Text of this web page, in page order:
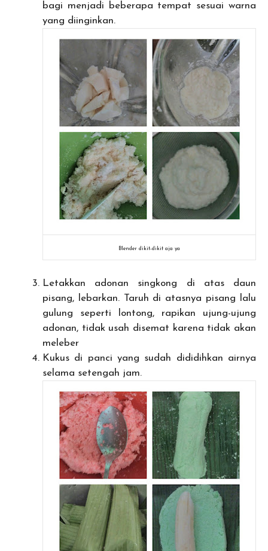
bagi menjadi beberapa tempat sesuai warna
yang diinginkan.
Blender dikit-dikit aja ya
Letakkan adonan singkong di atas daun
pisang, lebarkan. Taruh di atasnya pisang lalu
gulung seperti lontong, rapikan ujung-ujung
adonan, tidak usah disemat karena tidak akan
meleber
Kukus di panci yang sudah dididihkan airnya
selama setengah jam.